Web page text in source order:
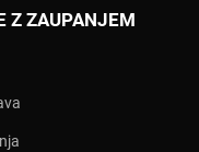
Z ZAUPANJEM